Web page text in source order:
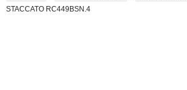
STACCATO RC449BSN.4